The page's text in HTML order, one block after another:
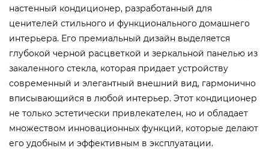
настенный кондиционер, разработанный для
ценителей стильного и функционального домашнего
интерьера. Его премиальный дизайн выделяется
глубокой черной расцветкой и зеркальной панелью из
закаленного стекла, которая придает устройству
современный и элегантный внешний вид, гармонично
вписывающийся в любой интерьер. Этот кондиционер
не только эстетически привлекателен, но и обладает
множеством инновационных функций, которые делают
его удобным и эффективным в эксплуатации.